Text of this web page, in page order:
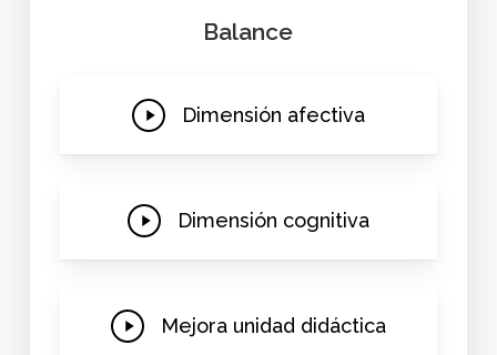
Balance
Play
Dimensión afectiva
Play
Dimensión cognitiva
Play
Mejora unidad didáctica